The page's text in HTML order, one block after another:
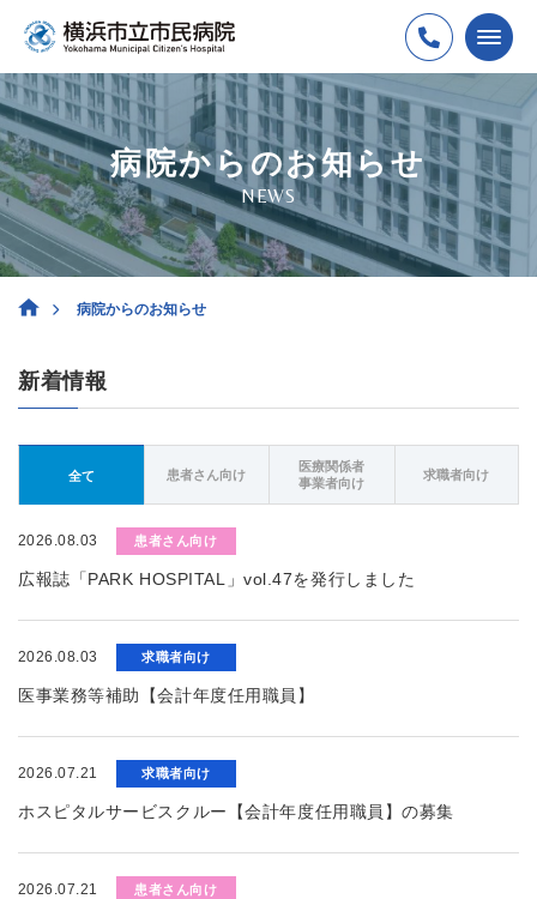
病院からのお知らせ
NEWS
病院からのお知らせ
新着情報
全て 患者さん向け
医療関係者
事業者向け
求職者向け
2026.08.03 患者さん向け
広報誌「PARK HOSPITAL」vol.47を発行しました
2026.08.03 求職者向け
医事業務等補助【会計年度任用職員】
2026.07.21 求職者向け
ホスピタルサービスクルー【会計年度任用職員】の募集
2026.07.21 患者さん向け